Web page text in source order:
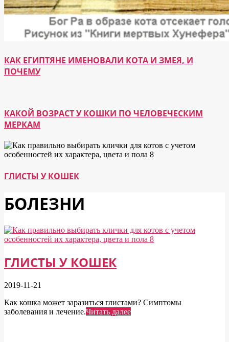
КАК ЕГИПТЯНЕ ИМЕНОВАЛИ КОТА И ЗМЕЯ, И
ПОЧЕМУ
КАКОЙ ВОЗРАСТ У КОШКИ ПО ЧЕЛОВЕЧЕСКИМ
МЕРКАМ
ГЛИСТЫ У КОШЕК
БОЛЕЗНИ
ГЛИСТЫ У КОШЕК
2019-11-21
Как кошка может заразиться глистами? Симптомы
заболевания и лечение.Читать далее